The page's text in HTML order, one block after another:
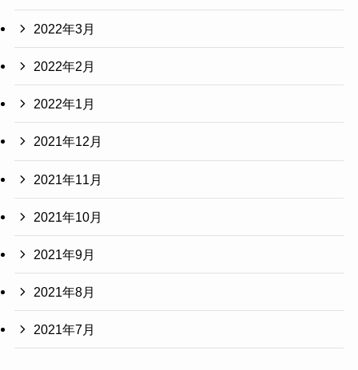
2022年3月
2022年2月
2022年1月
2021年12月
2021年11月
2021年10月
2021年9月
2021年8月
2021年7月